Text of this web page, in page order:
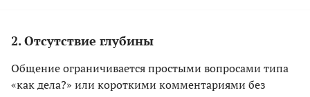
2. Отсутствие глубины
Общение ограничивается простыми вопросами типа
«как дела?» или короткими комментариями без